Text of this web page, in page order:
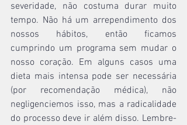
severidade, não costuma durar muito
tempo. Não há um arrependimento dos
nossos hábitos, então ficamos
cumprindo um programa sem mudar o
nosso coração. Em alguns casos uma
dieta mais intensa pode ser necessária
(por recomendação médica), não
negligenciemos isso, mas a radicalidade
do processo deve ir além disso. Lembre-